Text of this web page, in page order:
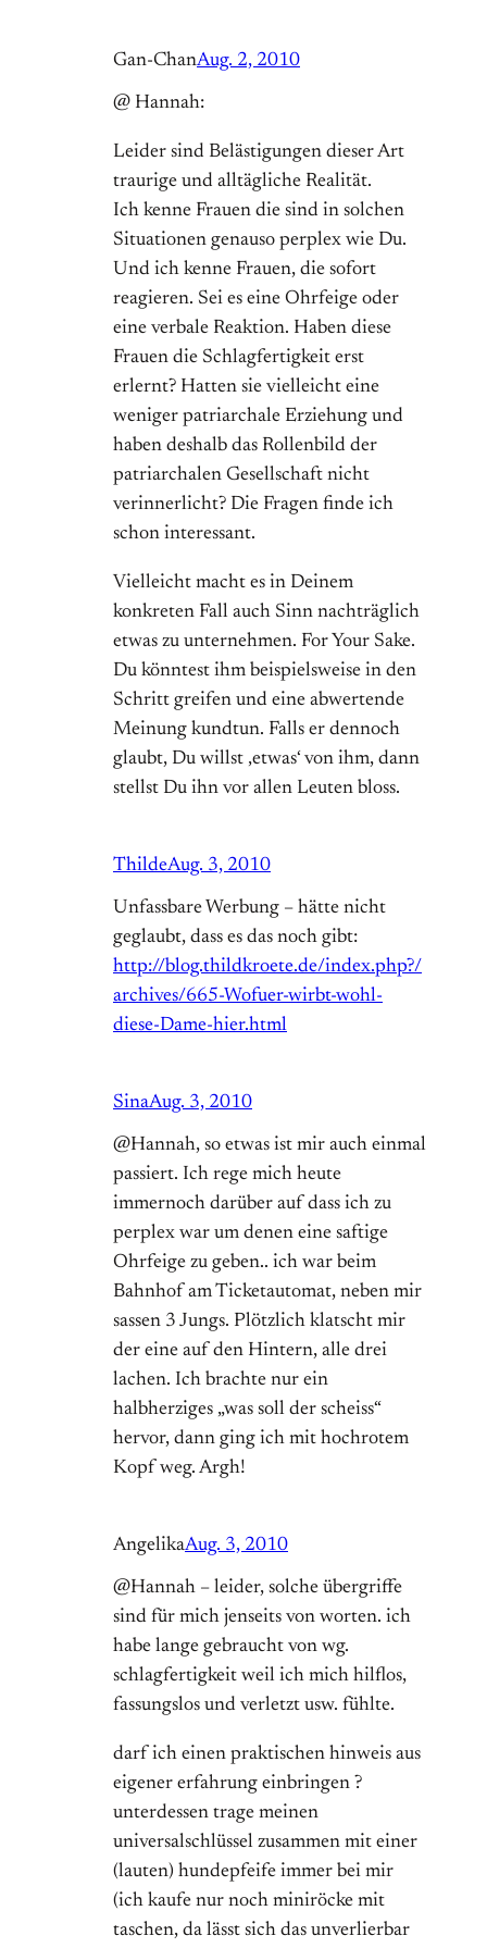
Gan-ChanAug. 2, 2010
@ Hannah:
Leider sind Belästigungen dieser Art
traurige und alltägliche Realität.
Ich kenne Frauen die sind in solchen
Situationen genauso perplex wie Du.
Und ich kenne Frauen, die sofort
reagieren. Sei es eine Ohrfeige oder
eine verbale Reaktion. Haben diese
Frauen die Schlagfertigkeit erst
erlernt? Hatten sie vielleicht eine
weniger patriarchale Erziehung und
haben deshalb das Rollenbild der
patriarchalen Gesellschaft nicht
verinnerlicht? Die Fragen finde ich
schon interessant.
Vielleicht macht es in Deinem
konkreten Fall auch Sinn nachträglich
etwas zu unternehmen. For Your Sake.
Du könntest ihm beispielsweise in den
Schritt greifen und eine abwertende
Meinung kundtun. Falls er dennoch
glaubt, Du willst ‚etwas‘ von ihm, dann
stellst Du ihn vor allen Leuten bloss.
ThildeAug. 3, 2010
Unfassbare Werbung – hätte nicht
geglaubt, dass es das noch gibt:
http://blog.thildkroete.de/index.php?/
archives/665-Wofuer-wirbt-wohl-
diese-Dame-hier.html
SinaAug. 3, 2010
@Hannah, so etwas ist mir auch einmal
passiert. Ich rege mich heute
immernoch darüber auf dass ich zu
perplex war um denen eine saftige
Ohrfeige zu geben.. ich war beim
Bahnhof am Ticketautomat, neben mir
sassen 3 Jungs. Plötzlich klatscht mir
der eine auf den Hintern, alle drei
lachen. Ich brachte nur ein
halbherziges „was soll der scheiss“
hervor, dann ging ich mit hochrotem
Kopf weg. Argh!
AngelikaAug. 3, 2010
@Hannah – leider, solche übergriffe
sind für mich jenseits von worten. ich
habe lange gebraucht von wg.
schlagfertigkeit weil ich mich hilflos,
fassungslos und verletzt usw. fühlte.
darf ich einen praktischen hinweis aus
eigener erfahrung einbringen ?
unterdessen trage meinen
universalschlüssel zusammen mit einer
(lauten) hundepfeife immer bei mir
(ich kaufe nur noch miniröcke mit
taschen, da lässt sich das unverlierbar